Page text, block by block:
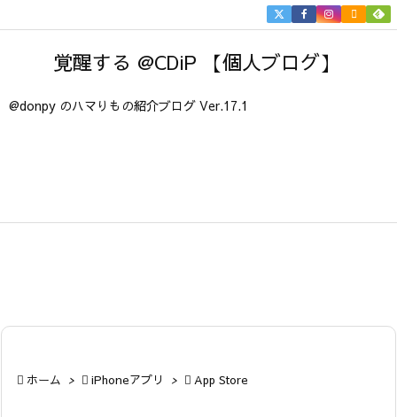
覚醒する @CDiP 【個人ブログ】
@donpy のハマりもの紹介ブログ Ver.17.1


 ホーム >  iPhoneアプリ >  App Store